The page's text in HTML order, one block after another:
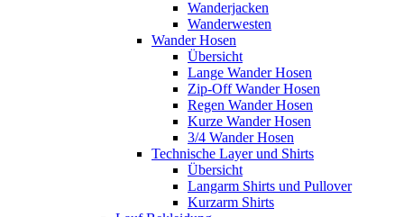
Wanderjacken
Wanderwesten
Wander Hosen
Übersicht
Lange Wander Hosen
Zip-Off Wander Hosen
Regen Wander Hosen
Kurze Wander Hosen
3/4 Wander Hosen
Technische Layer und Shirts
Übersicht
Langarm Shirts und Pullover
Kurzarm Shirts